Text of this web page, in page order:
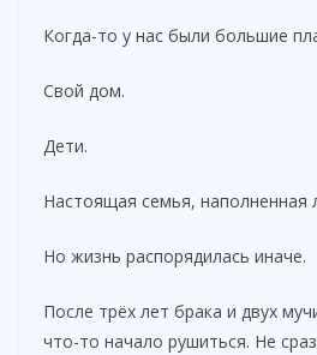
Когда-то у нас были большие
Свой дом.
Дети.
Настоящая семья,
Но жизнь распорядилась иначе.
После трёх лет брака и двух
что-то начало рушиться. Не